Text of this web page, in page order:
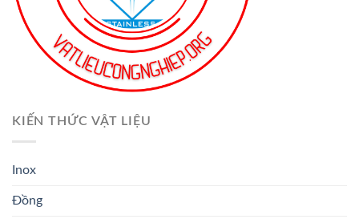
KIẾN THỨC VẬT LIỆU
Inox
Đồng